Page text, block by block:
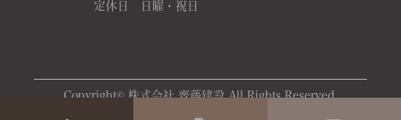
定休日 日曜・祝日
Copyright© 株式会社 齊藤建設 All Rights Reserved.